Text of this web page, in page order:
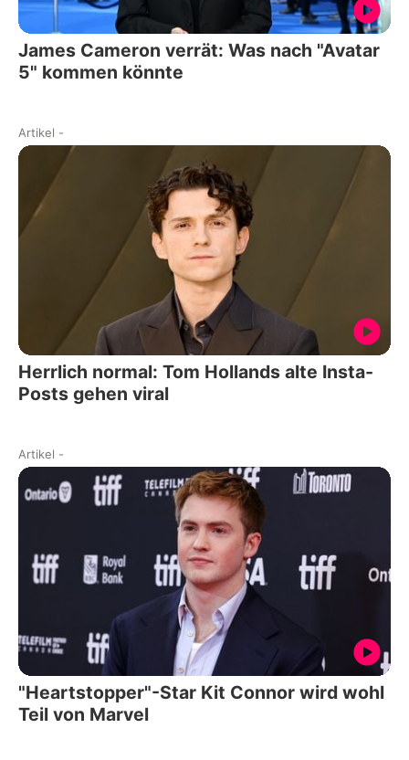
James Cameron verrät: Was nach "Avatar
5" kommen könnte
Artikel -
Herrlich normal: Tom Hollands alte Insta-
Posts gehen viral
Artikel -
"Heartstopper"-Star Kit Connor wird wohl
Teil von Marvel